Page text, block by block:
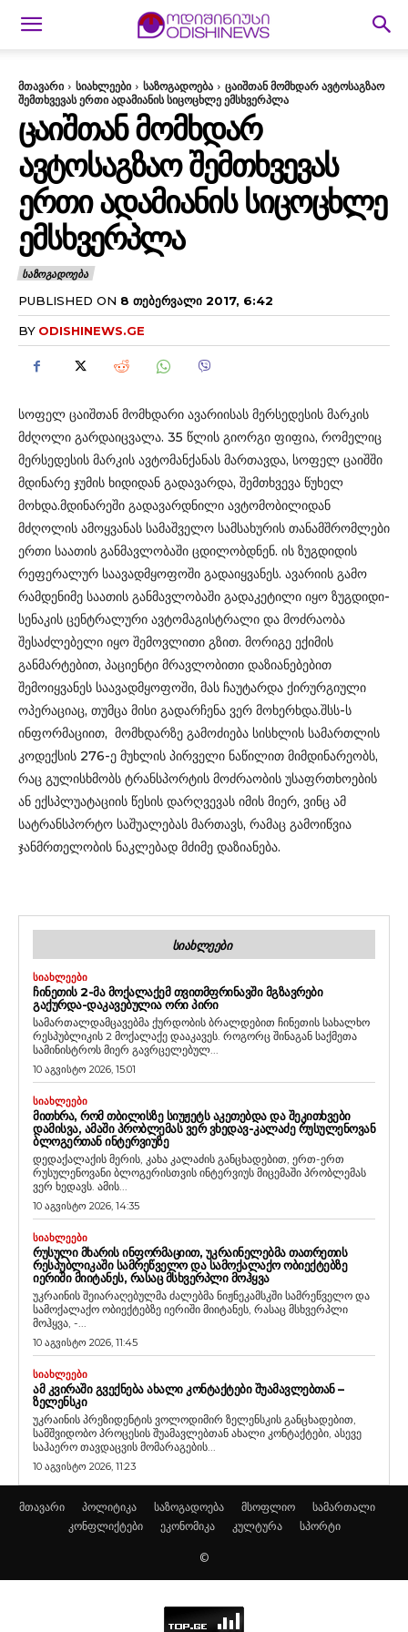
მთავარი სიახლეები საზოგადოება
ცაიშთან მომხდარ ავტოსაგზაო
შემთხვევას ერთი ადამიანის სიცოცხლე ემსხვერპლა
ᲪᲐᲘᲨᲗᲐᲜ ᲛᲝᲛᲮᲓᲐᲠ
ᲐᲕᲢᲝᲡᲐᲒᲖᲐᲝ ᲨᲔᲛᲗᲮᲕᲔᲕᲐᲡ
ᲔᲠᲗᲘ ᲐᲓᲐᲛᲘᲐᲜᲘᲡ ᲡᲘᲪᲝᲪᲮᲚᲔ
ᲔᲛᲡᲮᲕᲔᲠᲞᲚᲐ
ᲡᲐᲖᲝᲒᲐᲓᲝᲔᲑᲐ
PUBLISHED ON 8 ᲗᲔᲑᲔᲠᲕᲐᲚᲘ 2017, 6:42
BY ODISHINEWS.GE
სოფელ ცაიშთან მომხდარი ავარიისას მერსედესის მარკის
მძღოლი გარდაიცვალა. 35 წლის გიორგი ფიფია, რომელიც
მერსედესის მარკის ავტომანქანას მართავდა, სოფელ ცაიშში
მდინარე ჯუმის ხიდიდან გადავარდა, შემთხვევა წუხელ
მოხდა.მდინარეში გადავარდნილი ავტომობილიდან
მძღოლის ამოყვანას სამაშველო სამსახურის თანამშრომლები
ერთი საათის განმავლობაში ცდილობდნენ. ის ზუგდიდის
რეფერალურ საავადმყოფოში გადაიყვანეს. ავარიის გამო
რამდენიმე საათის განმავლობაში გადაკეტილი იყო ზუგდიდი-
სენაკის ცენტრალური ავტომაგისტრალი და მოძრაობა
შესაძლებელი იყო შემოვლითი გზით. მორიგე ექიმის
განმარტებით, პაციენტი მრავლობითი დაზიანებებით
შემოიყვანეს საავადმყოფოში, მას ჩაუტარდა ქირურგიული
ოპერაციაც, თუმცა მისი გადარჩენა ვერ მოხერხდა.შსს-ს
ინფორმაციით, მომხდარზე გამოძიება სისხლის სამართლის
კოდექსის 276-ე მუხლის პირველი ნაწილით მიმდინარეობს,
რაც გულისხმობს ტრანსპორტის მოძრაობის უსაფრთხოების
ან ექსპლუატაციის წესის დარღვევას იმის მიერ, ვინც ამ
სატრანსპორტო საშუალებას მართავს, რამაც გამოიწვია
ჯანმრთელობის ნაკლებად მძიმე დაზიანება.
ᲡᲘᲐᲮᲚᲔᲔᲑᲘ
ᲡᲘᲐᲮᲚᲔᲔᲑᲘ
ᲩᲘᲜᲔᲗᲘᲡ 2-ᲛᲐ ᲛᲝᲥᲐᲚᲐᲥᲔᲛ ᲗᲕᲘᲗᲛᲤᲠᲘᲜᲐᲕᲨᲘ ᲛᲒᲖᲐᲕᲠᲔᲑᲘ
ᲒᲐᲥᲣᲠᲓᲐ-ᲓᲐᲙᲐᲕᲔᲑᲣᲚᲘᲐ ᲝᲠᲘ ᲞᲘᲠᲘ
სამართალდამცავებმა ქურდობის ბრალდებით ჩინეთის სახალხო
რესპუბლიკის 2 მოქალაქე დააკავეს. როგორც შინაგან საქმეთა
სამინისტროს მიერ გავრცელებულ...
10 აგვისტო 2026, 15:01
ᲡᲘᲐᲮᲚᲔᲔᲑᲘ
ᲛᲘᲗᲮᲠᲐ, ᲠᲝᲛ ᲗᲑᲘᲚᲘᲡᲖᲔ ᲡᲘᲣᲟᲔᲢᲡ ᲐᲙᲔᲗᲔᲑᲓᲐ ᲓᲐ ᲨᲔᲙᲘᲗᲮᲕᲔᲑᲘ
ᲓᲐᲛᲘᲡᲕᲐ, ᲐᲛᲐᲨᲘ ᲞᲠᲝᲑᲚᲔᲛᲐᲡ ᲕᲔᲠ ᲕᲮᲔᲓᲐᲕ-ᲙᲐᲚᲐᲫᲔ ᲠᲣᲡᲣᲚᲔᲜᲝᲕᲐᲜ
ᲑᲚᲝᲒᲔᲠᲗᲐᲜ ᲘᲜᲢᲔᲠᲕᲘᲣᲖᲔ
დედაქალაქის მერის, კახა კალაძის განცხადებით, ერთ-ერთ
რუსულენოვანი ბლოგერისთვის ინტერვიუს მიცემაში პრობლემას
ვერ ხედავს. ამის...
10 აგვისტო 2026, 14:35
ᲡᲘᲐᲮᲚᲔᲔᲑᲘ
ᲠᲣᲡᲣᲚᲘ ᲛᲮᲐᲠᲘᲡ ᲘᲜᲤᲝᲠᲛᲐᲪᲘᲘᲗ, ᲣᲙᲠᲐᲘᲜᲔᲚᲔᲑᲛᲐ ᲗᲐᲗᲠᲔᲗᲘᲡ
ᲠᲔᲡᲞᲣᲑᲚᲘᲙᲐᲨᲘ ᲡᲐᲛᲠᲔᲬᲕᲔᲚᲝ ᲓᲐ ᲡᲐᲛᲝᲥᲐᲚᲐᲥᲝ ᲝᲑᲘᲔᲥᲢᲔᲑᲖᲔ
ᲘᲔᲠᲘᲨᲘ ᲛᲘᲘᲢᲐᲜᲔᲡ, ᲠᲐᲡᲐᲪ ᲛᲡᲮᲕᲔᲠᲞᲚᲘ ᲛᲝᲰᲧᲕᲐ
უკრაინის შეიარაღებულმა ძალებმა ნიჟნეკამსკში სამრეწველო და
სამოქალაქო ობიექტებზე იერიში მიიტანეს, რასაც მსხვერპლი
მოჰყვა, -...
10 აგვისტო 2026, 11:45
ᲡᲘᲐᲮᲚᲔᲔᲑᲘ
ᲐᲛ ᲙᲕᲘᲠᲐᲨᲘ ᲒᲕᲔᲥᲜᲔᲑᲐ ᲐᲮᲐᲚᲘ ᲙᲝᲜᲢᲐᲥᲢᲔᲑᲘ ᲨᲣᲐᲛᲐᲕᲚᲔᲑᲗᲐᲜ –
ᲖᲔᲚᲔᲜᲡᲙᲘ
უკრაინის პრეზიდენტის ვოლოდიმირ ზელენსკის განცხადებით,
სამშვიდობო პროცესის შუამავლებთან ახალი კონტაქტები, ასევე
საჰაერო თავდაცვის მომარაგების...
10 აგვისტო 2026, 11:23
მთავარი პოლიტიკა საზოგადოება მსოფლიო
სამართალი
კონფლიქტები
ეკონომიკა კულტურა სპორტი
©